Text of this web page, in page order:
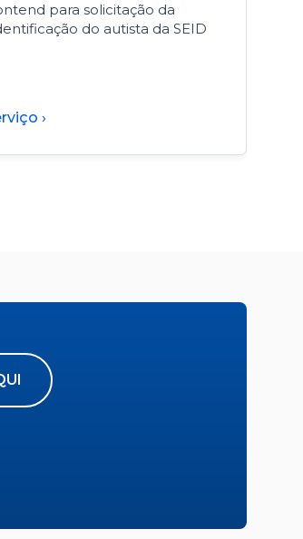
para solicitação da
do autista da SEID
›